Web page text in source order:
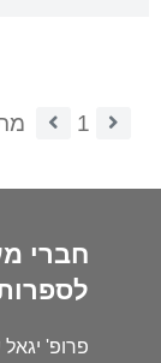
1
חברי
פרופ'